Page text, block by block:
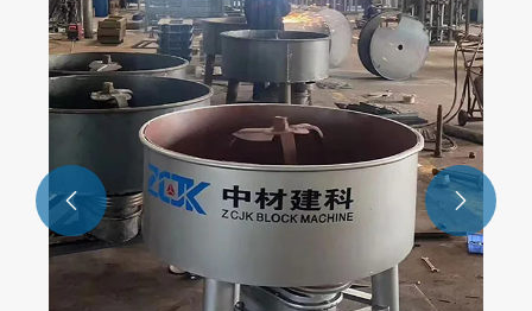
azaldır
Ətraflı Baxın >>
 